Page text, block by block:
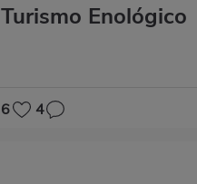
Turismo Enológico
6 4